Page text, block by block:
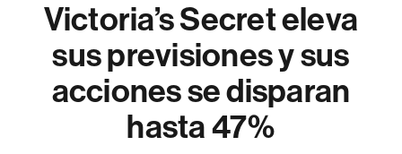
Victoria’s Secret eleva
sus previsiones y sus
acciones se disparan
hasta 47%